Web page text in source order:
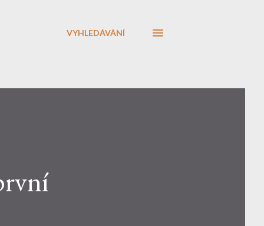
VYHLEDÁVÁNÍ